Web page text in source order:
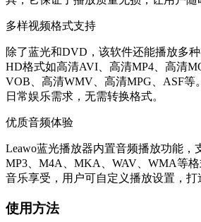
多样视频格式支持
除了蓝光和DVD，该软件还能播放多
HD格式如高清AVI、高清MP4、高清
VOB、高清WMV、高清MPG、ASF等
日常娱乐需求，无需转换格式。
优质音频体验
Leawo蓝光播放器内置音频播放功能，
MP3、M4A、MKA、WAV、WMA等
音乐享受，用户可自定义播放设置，打
使用方法